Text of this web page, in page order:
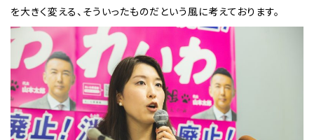
を大きく変える、そういったものだという風に考えております。